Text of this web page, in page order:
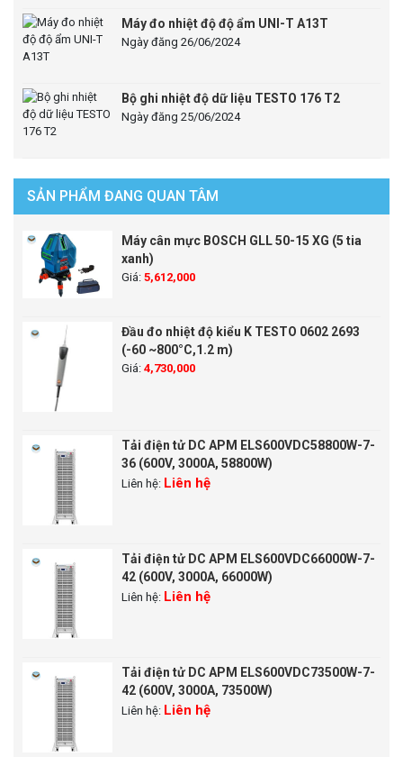
Máy đo nhiệt độ độ ẩm UNI-T A13T
Ngày đăng 26/06/2024
Bộ ghi nhiệt độ dữ liệu TESTO 176 T2
Ngày đăng 25/06/2024
SẢN PHẨM ĐANG QUAN TÂM
Máy cân mực BOSCH GLL 50-15 XG (5 tia
xanh)
Giá: 5,612,000
Đầu đo nhiệt độ kiểu K TESTO 0602 2693
(-60 ~800°C,1.2 m)
Giá: 4,730,000
Tải điện tử DC APM ELS600VDC58800W-7-
36 (600V, 3000A, 58800W)
Liên hệ: Liên hệ
Tải điện tử DC APM ELS600VDC66000W-7-
42 (600V, 3000A, 66000W)
Liên hệ: Liên hệ
Tải điện tử DC APM ELS600VDC73500W-7-
42 (600V, 3000A, 73500W)
Liên hệ: Liên hệ